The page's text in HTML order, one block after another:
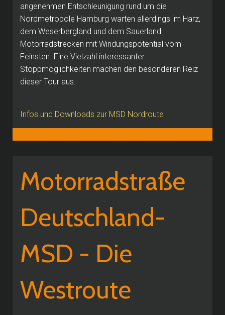
angenehmen Entschleunigung rund um die
Nordmetropole Hamburg warten allerdings im Harz,
dem Weserbergland und dem Sauerland
Motorradstrecken mit Windungspotential vom
Feinsten. Eine Vielzahl interessanter
Stoppmöglichkeiten machen den besonderen Reiz
dieser Tour aus.
Infos und Downloads zur MSD Nordroute
Motorradstraße
Deutschland-
MSD - Die
Westroute